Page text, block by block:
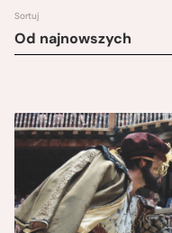
Sortuj
Od najnowszych